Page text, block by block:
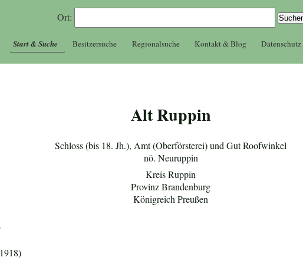
Ort:
Start & Suche Besitzersuche Regionalsuche Kontakt & Blog Datenschutz
Alt Ruppin
Schloss (bis 18. Jh.), Amt (Oberförsterei) und Gut Roofwinkel
nö. Neuruppin
Kreis Ruppin
Provinz Brandenburg
Königreich Preußen